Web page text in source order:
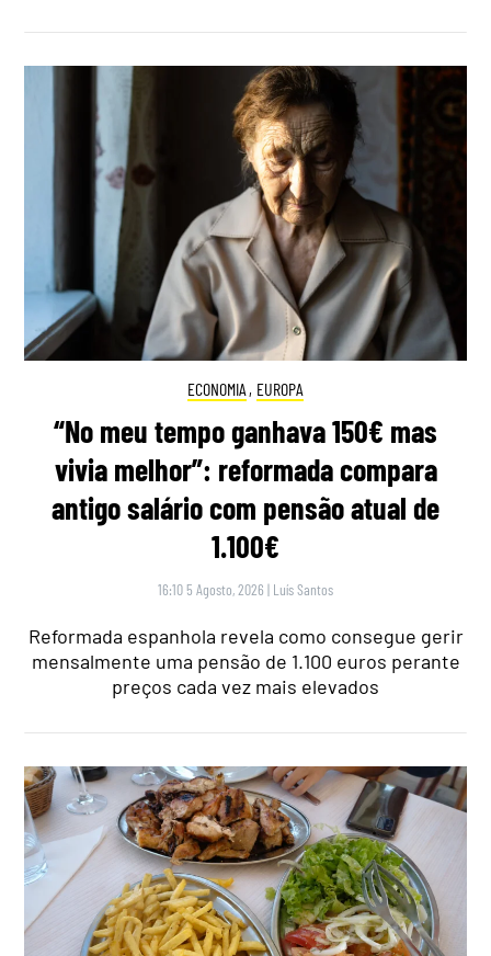
ECONOMIA , EUROPA
“No meu tempo ganhava 150€ mas
vivia melhor”: reformada compara
antigo salário com pensão atual de
1.100€
16:10 5 Agosto, 2026 | Luís Santos
Reformada espanhola revela como consegue gerir
mensalmente uma pensão de 1.100 euros perante
preços cada vez mais elevados